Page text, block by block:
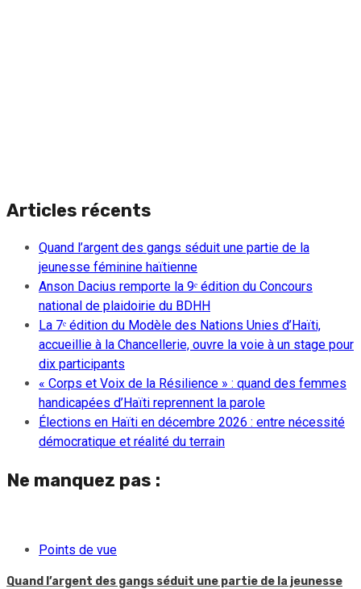
Articles récents
Quand l’argent des gangs séduit une partie de la
jeunesse féminine haïtienne
Anson Dacius remporte la 9ᵉ édition du Concours
national de plaidoirie du BDHH
La 7ᵉ édition du Modèle des Nations Unies d’Haïti,
accueillie à la Chancellerie, ouvre la voie à un stage pour
dix participants
« Corps et Voix de la Résilience » : quand des femmes
handicapées d’Haïti reprennent la parole
Élections en Haïti en décembre 2026 : entre nécessité
démocratique et réalité du terrain
Ne manquez pas :
Points de vue
Quand l’argent des gangs séduit une partie de la jeunesse